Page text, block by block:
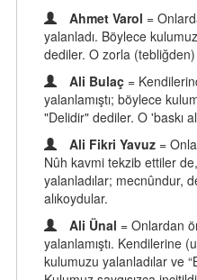
Ahmet Varol =
yalanladı. Böylece
dediler. O zorla (tebliğden)
Ali Bulaç =
yalanlamıştı; böylece
"Delidir" dediler. O 'baskı
Ali Fikri Yavuz =
Nûh kavmi tekzib ettiler
yalanladılar; mecnûndur,
alıkoydular.
Ali Ünal = Onlardan
yalanlamıştı. Kendilerine
kulumuzu yalanladılar ve